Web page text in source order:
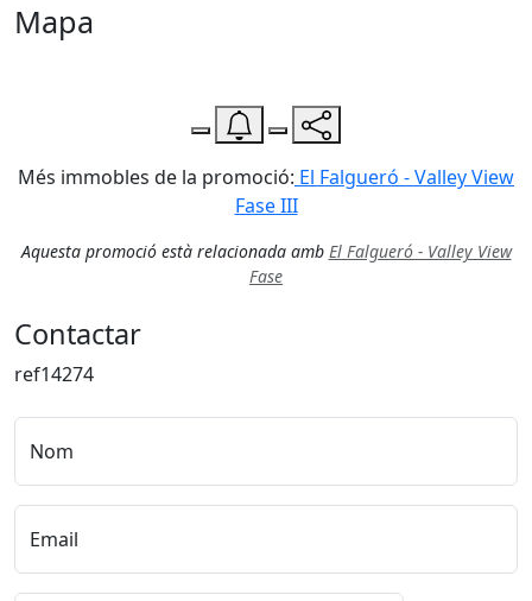
Mapa
Leaflet| Map data ©
Més immobles de la promoció: El Falgueró - Valley View
Fase III
Aquesta promoció està relacionada amb El Falgueró - Valley View
Fase
Contactar
ref14274
Nom
Email